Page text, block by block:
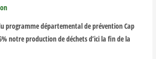
programme départemental de prévention Cap
notre production de déchets d’ici la fin de la